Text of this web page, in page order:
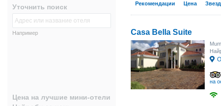
Уточнить поиск
Например
Цена на лучшие мини-отели
Рекомендации Цена
Casa Bella Suite
на